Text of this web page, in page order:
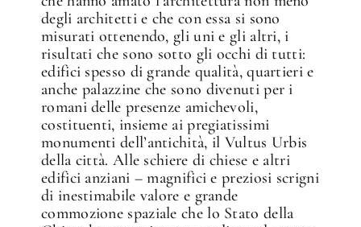
degli architetti e che con essa si sono
misurati ottenendo, gli uni e gli altri, i
risultati che sono sotto gli occhi di tutti:
edifici spesso di grande qualità, quartieri e
anche palazzine che sono divenuti per i
romani delle presenze amichevoli,
costituenti, insieme ai pregiatissimi
monumenti dell’antichità, il Vultus Urbis
della città. Alle schiere di chiese e altri
edifici anziani – magnifici e preziosi scrigni
di inestimabile valore e grande
commozione spaziale che lo Stato della